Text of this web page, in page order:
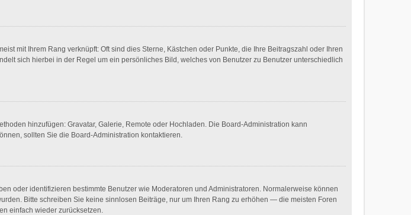
mit Ihrem Rang verknüpft: Oft sind dies Sterne, Kästchen oder Punkte, die Ihre Beitragszahl oder Ihren
sich hierbei in der Regel um ein persönliches Bild, welches von Benutzer zu Benutzer unterschiedlich
hinzufügen: Gravatar, Galerie, Remote oder Hochladen. Die Board-Administration kann
sollten Sie die Board-Administration kontaktieren.
oder identifizieren bestimmte Benutzer wie Moderatoren und Administratoren. Normalerweise können
Bitte schreiben Sie keine sinnlosen Beiträge, nur um Ihren Rang zu erhöhen — die meisten Foren
einfach wieder zurücksetzen.